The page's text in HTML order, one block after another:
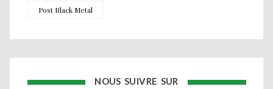
Post Black Metal
NOUS SUIVRE SUR